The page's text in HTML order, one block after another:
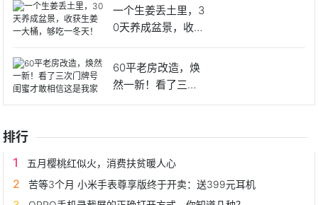
一个生姜丢土里，3
0天养成盆景，收获
60平老房改造，焕
然一新！看了三次
门牌号
排行
五月樱桃红似火，消费扶贫暖人心
苦等3个月 小米手表尊享版终于开卖：送399元耳机